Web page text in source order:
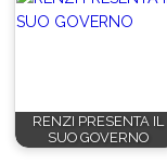
RENZI PRESENTA IL
SUO GOVERNO